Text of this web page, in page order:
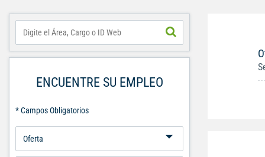
ENCUENTRE SU EMPLEO
* Campos Obligatorios